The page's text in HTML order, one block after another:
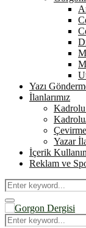
Yazı
İlanlarımız
Yazar
İçerik
Reklam ve
Search
for:
Primary
Menu
Search